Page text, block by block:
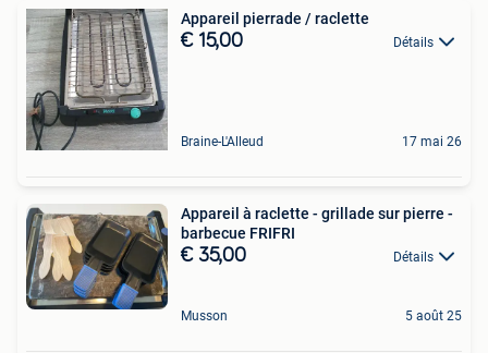
Appareil pierrade / raclette
€ 15,00 Détails
Braine-L'Alleud 17 mai 26
Appareil à raclette - grillade sur pierre -
barbecue FRIFRI
€ 35,00 Détails
Musson 5 août 25